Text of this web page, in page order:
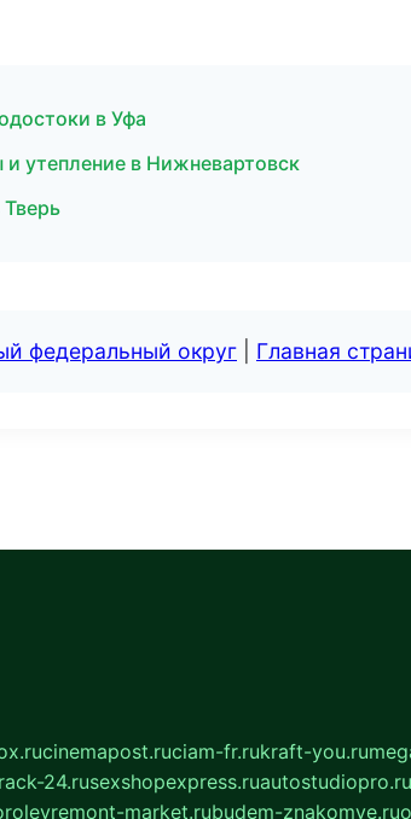
в Уфа
утепление в Нижневартовск
федеральный округ Главная
cinemapost.ruciam-fr.rukraft-you.ru
24.rusexshopexpress.ruautostudiopro.ru
market.rubudem-znakomye.ru